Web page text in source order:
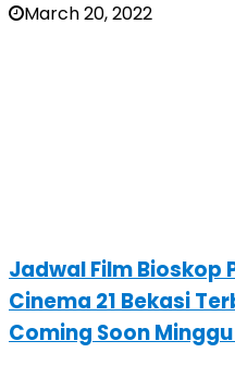
March 20, 2022
Jadwal Film Bioskop
Cinema 21 Bekasi
Coming Soon